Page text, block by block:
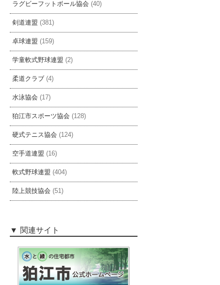
ラグビーフットボール協会 (40)
剣道連盟 (381)
卓球連盟 (159)
学童軟式野球連盟 (2)
柔道クラブ (4)
水泳協会 (17)
狛江市スポーツ協会 (128)
硬式テニス協会 (124)
空手道連盟 (16)
軟式野球連盟 (404)
陸上競技協会 (51)
関連サイト